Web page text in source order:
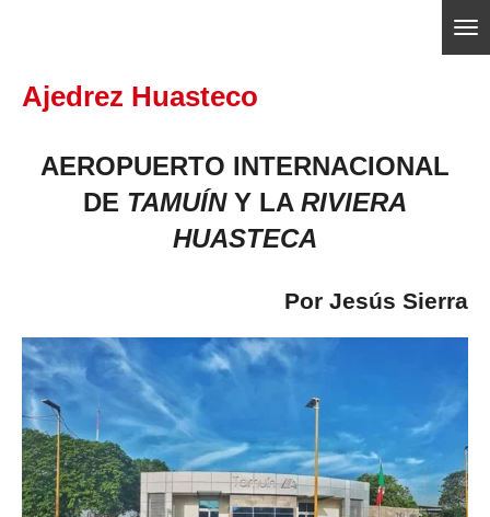
contenido
Ajedrez Huasteco
AEROPUERTO INTERNACIONAL
DE TAMUÍNY LA RIVIERA
HUASTECA
Por Jesús Sierra